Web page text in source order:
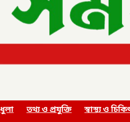
তথ্য ও প্রযুক্তি স্বাস্থ্য ও